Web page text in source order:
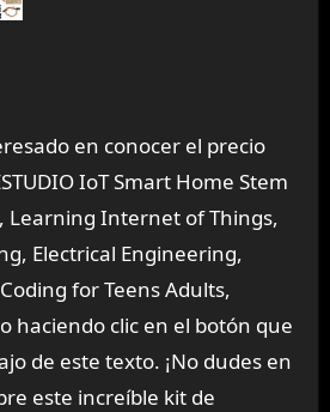
en conocer el precio
IoT Smart Home Stem
Learning Internet of Things,
Electrical Engineering,
for Teens Adults,
haciendo clic en el botón que
de este texto. ¡No dudes en
este increíble kit de